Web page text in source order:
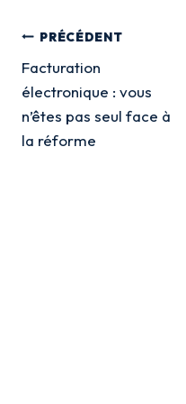
Navigation
de
l’article
PRÉCÉDENT
Facturation
électronique : vous
n’êtes pas seul face à
la réforme